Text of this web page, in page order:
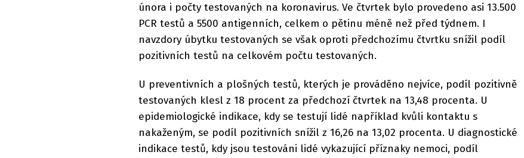
února i počty testovaných na koronavirus. Ve čtvrtek bylo provedeno asi 13.500
PCR testů a 5500 antigenních, celkem o pětinu méně než před týdnem. I
navzdory úbytku testovaných se však oproti předchozímu čtvrtku snížil podíl
pozitivních testů na celkovém počtu testovaných.
U preventivních a plošných testů, kterých je prováděno nejvíce, podíl pozitivně
testovaných klesl z 18 procent za předchozí čtvrtek na 13,48 procenta. U
epidemiologické indikace, kdy se testují lidé například kvůli kontaktu s
nakaženým, se podíl pozitivních snížil z 16,26 na 13,02 procenta. U diagnostické
indikace testů, kdy jsou testováni lidé vykazující příznaky nemoci, podíl